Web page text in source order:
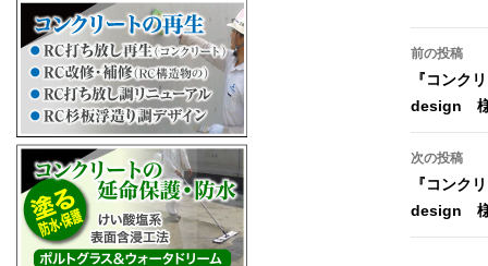
前の投稿
『コンク
design
次の投稿
『コンク
design